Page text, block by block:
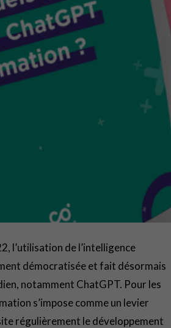
l’utilisation de l’intelligence
démocratisée et fait désormais
notamment ChatGPT. Pour les
s’impose comme un levier
régulièrement le développement